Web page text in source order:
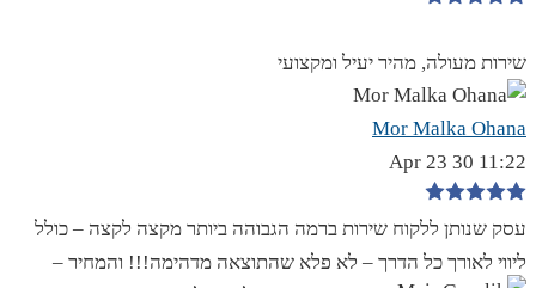
שירות מעולה, מהיר יעיל ומקצועי
Mor Malka Ohana
11:22 30 Apr 23
עסק שנותן ללקוח שירות ברמה הגבוהה ביותר מקצה לקצה – כולל
ליווי לאורך כל הדרך – לא פלא שהתוצאה מדהימה!!! והמחיר –